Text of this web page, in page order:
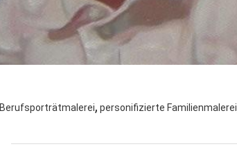
Berufsporträtmalerei, personifizierte Familienmalerei